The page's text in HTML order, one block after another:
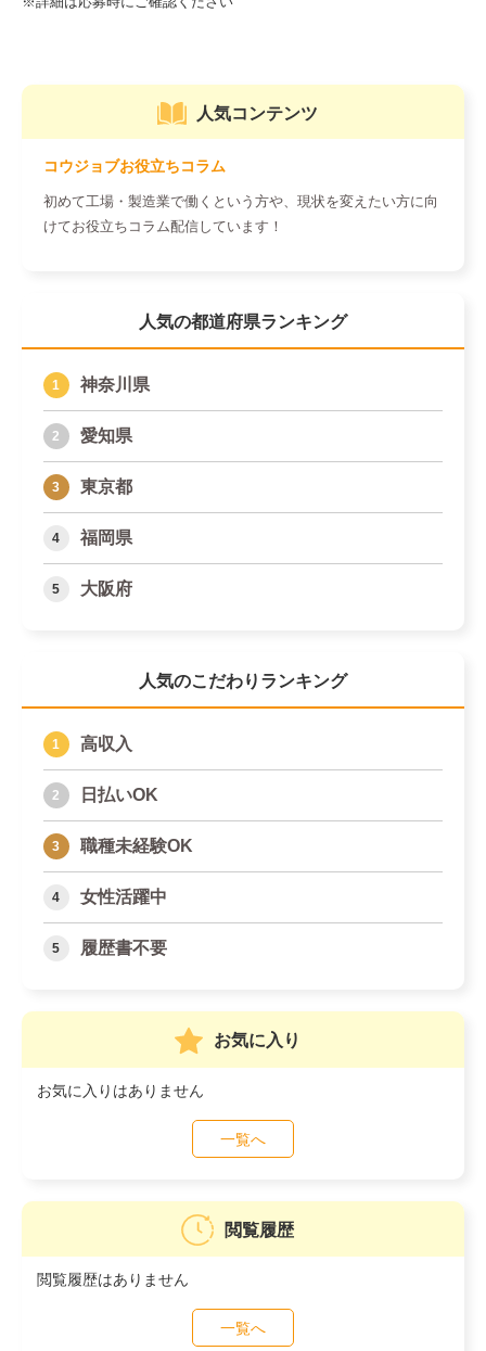
人気コンテンツ
コウジョブお役立ちコラム
初めて工場・製造業で働くという方や、現状を変えたい方に向
けてお役立ちコラム配信しています！
人気の都道府県ランキング
神奈川県
愛知県
東京都
福岡県
大阪府
人気のこだわりランキング
高収入
日払いOK
職種未経験OK
女性活躍中
履歴書不要
お気に入り
お気に入りはありません
一覧へ
閲覧履歴
閲覧履歴はありません
一覧へ